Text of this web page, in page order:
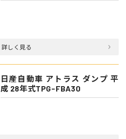
詳しく見る
日産自動車 アトラス ダンプ 平
成 28年式TPG-FBA30